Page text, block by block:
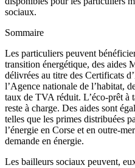
sociaux.
Sommaire
Les particuliers peuvent
transition énergétique, des aides
délivrées au titre des Certificats
l’Agence nationale de l’habitat,
taux de TVA réduit. L’éco-prêt à
reste à charge. Des aides sont
telles que les primes distribuées
l’énergie en Corse et en outre-
demande en énergie.
Les bailleurs sociaux peuvent,